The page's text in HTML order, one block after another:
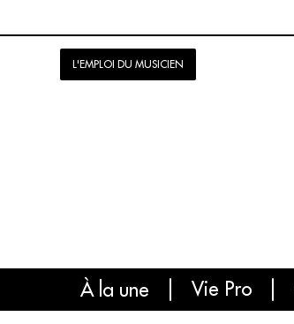
L'EMPLOI DU MUSICIEN
À la une Vie Pro